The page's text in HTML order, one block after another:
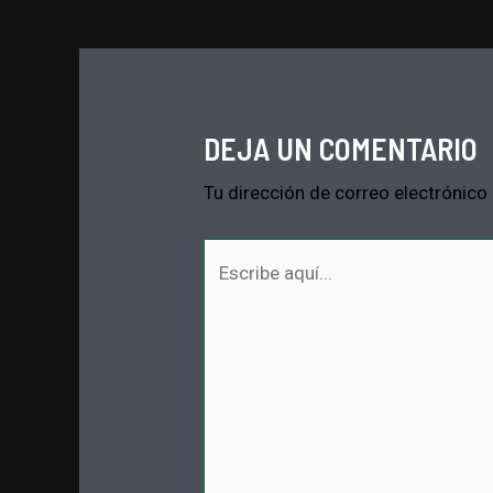
entradas
DEJA UN COMENTARIO
Tu dirección de correo electrónico